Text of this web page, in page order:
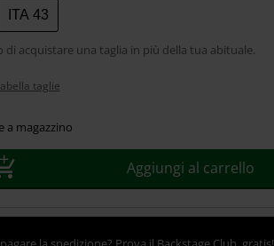
ITA 43
di acquistare una taglia in più della tua abituale.
taglie
a magazzino
Aggiungi al carrello